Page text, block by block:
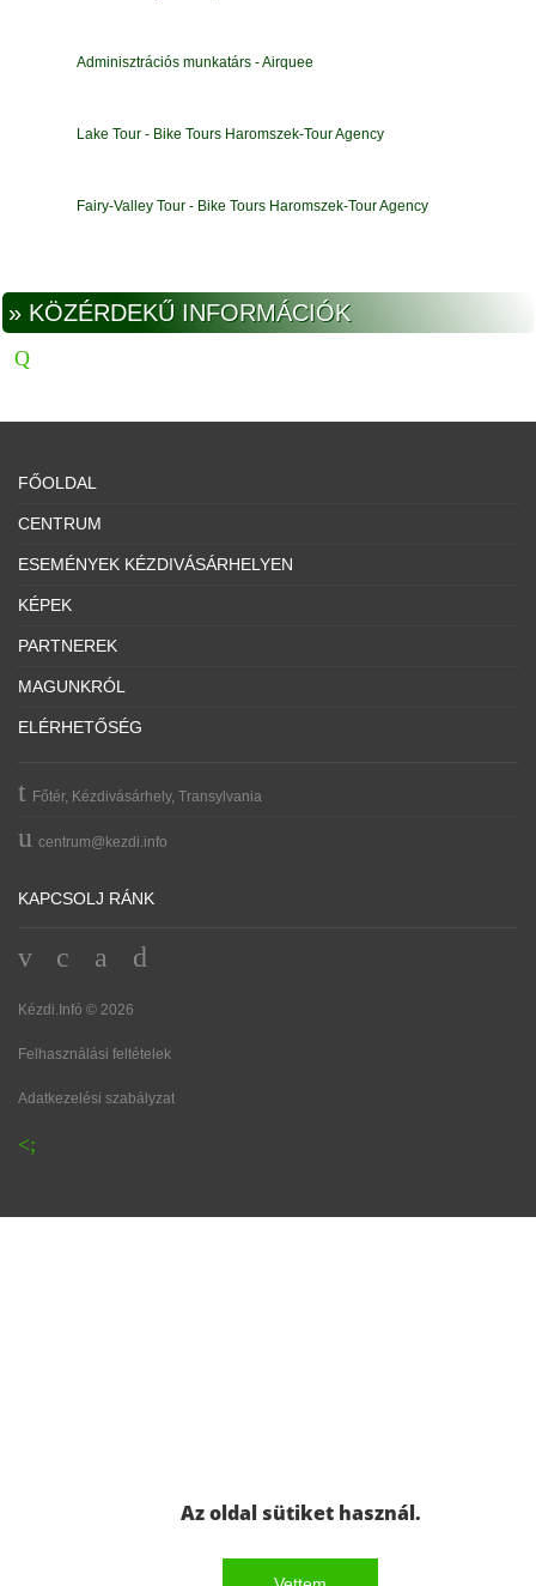
Adminisztrációs munkatárs - Airquee
Lake Tour - Bike Tours Haromszek-Tour Agency
Fairy-Valley Tour - Bike Tours Haromszek-Tour Agency
» KÖZÉRDEKŰ INFORMÁCIÓK
FŐOLDAL
CENTRUM
ESEMÉNYEK KÉZDIVÁSÁRHELYEN
KÉPEK
PARTNEREK
MAGUNKRÓL
ELÉRHETŐSÉG
Főtér, Kézdivásárhely, Transylvania
centrum@kezdi.info
KAPCSOLJ RÁNK
Kézdi.Infó © 2026
Felhasználási feltételek
Adatkezelési szabályzat
Az oldal sütiket használ.